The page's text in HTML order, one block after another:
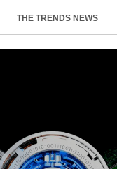
THE TRENDS NEWS